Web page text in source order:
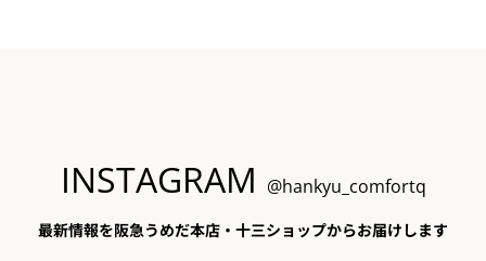
INSTAGRAM @hankyu_comfortq
最新情報を阪急うめだ本店・十三ショップからお届けします